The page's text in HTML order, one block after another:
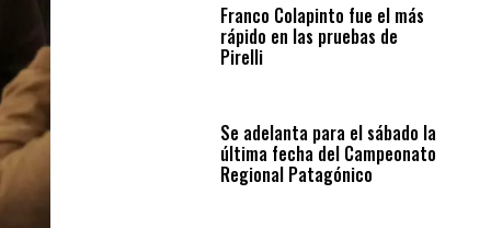
Franco Colapinto fue el más
rápido en las pruebas de
Pirelli
Se adelanta para el sábado la
última fecha del Campeonato
Regional Patagónico